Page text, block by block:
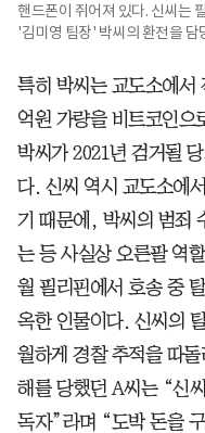
핸드폰이 쥐어져 있다. 신씨는
'김미영 팀장' 박씨의 환전을 담
특히 박씨는 교도소에서
억원 가량을 비트코인으
박씨가 2021년 검거될
다. 신씨 역시 교도소에
기 때문에, 박씨의 범죄
는 등 사실상 오른팔 역
월 필리핀에서 호송 중
옥한 인물이다. 신씨의
월하게 경찰 추적을 따
해를 당했던 A씨는 “신
독자”라며 “도박 돈을